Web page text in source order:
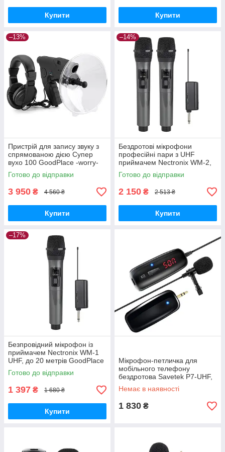
Купити Купити
–13%
Пристрій для запису звуку з
спрямованою дією Супер
вухо 100 GoodPlace -worry-
free-shopping-
Готово до відправки
3 950 ₴ 4 560 ₴
Купити
–14%
Бездротові мікрофони
професійні пари з UHF
приймачем Nectronix WM-2,
радіус до 20 м GoodPlace -
worry-free-shopping-
Готово до відправки
2 150 ₴ 2 513 ₴
Купити
–17%
Безпровідний мікрофон із
приймачем Nectronix WM-1
UHF, до 20 метрів GoodPlace
-worry-free-shopping-
Готово до відправки
1 397 ₴ 1 680 ₴
Купити
Мікрофон-петличка для
мобільного телефону
бездротова Savetek P7-UHF,
до 50 метрів GoodPlace -
worry-free-shopping-
Немає в наявності
1 830 ₴